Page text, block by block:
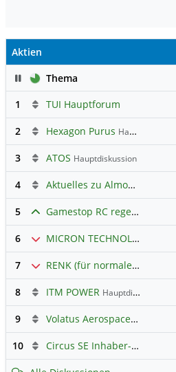
Aktien
PauseThema
1
TUI Hauptforum
2 Hexagon Purus Hauptdiskussion
3 ATOS Hauptdiskussion
4 Aktuelles zu Almonty Industries
5 Gamestop RC regelt ✌️
6 MICRON TECHNOLOGY
7 RENK (für normale, sachliche Kommunikation!)
8 ITM POWER Hauptdiskussion
9 Volatus Aerospace (Offener Austausch)
10 Circus SE Inhaber-Akt